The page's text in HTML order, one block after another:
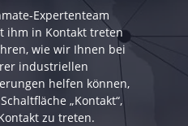
Expertenteam
ihm in Kontakt treten
wie wir Ihnen bei
industriellen
helfen können,
„Kontakt“,
zu treten.